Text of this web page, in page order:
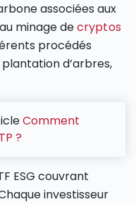
associées aux
minage decryptos
procédés
d’arbres,
Comment
?
ESG couvrant
investisseur